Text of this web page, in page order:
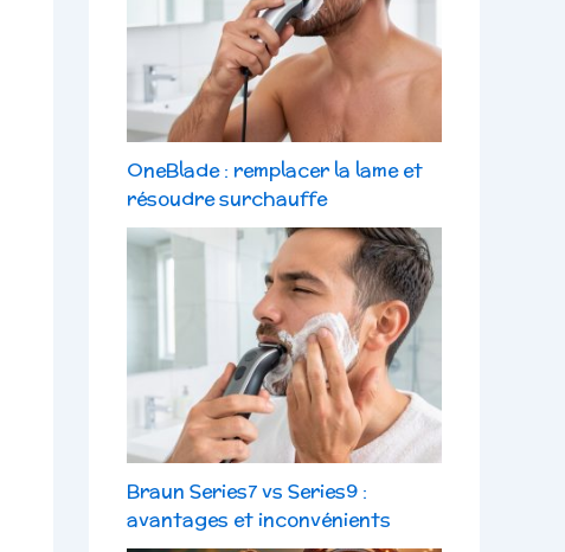
OneBlade : remplacer la lame et
résoudre surchauffe
Braun Series7 vs Series9 :
avantages et inconvénients